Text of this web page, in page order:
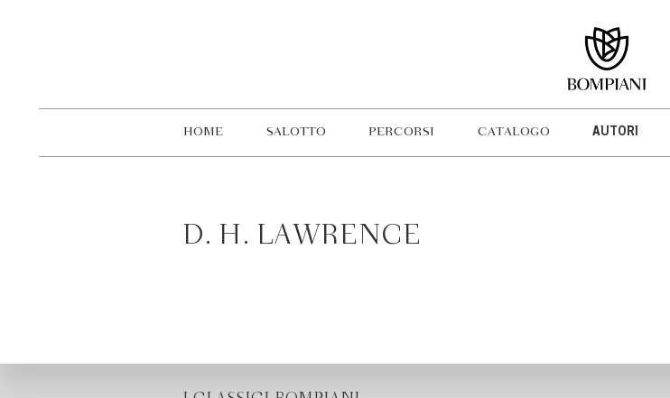
HOME SALOTTO PERCORSI CATALOGO AUTORI
D. H. LAWRENCE